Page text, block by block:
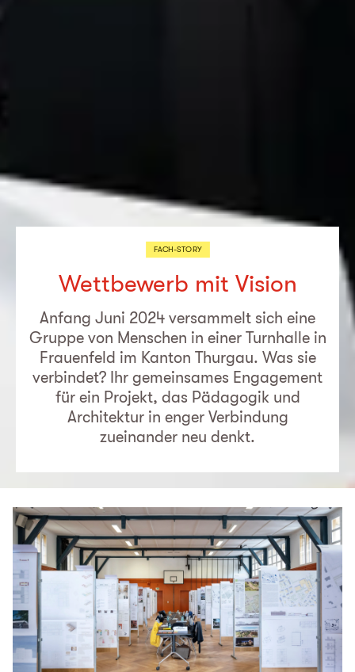
FACH-STORY
Wettbewerb mit Vision
Anfang Juni 2024 versammelt sich eine
Gruppe von Menschen in einer Turnhalle in
Frauenfeld im Kanton Thurgau. Was sie
verbindet? Ihr gemeinsames Engagement
für ein Projekt, das Pädagogik und
Architektur in enger Verbindung
zueinander neu denkt.